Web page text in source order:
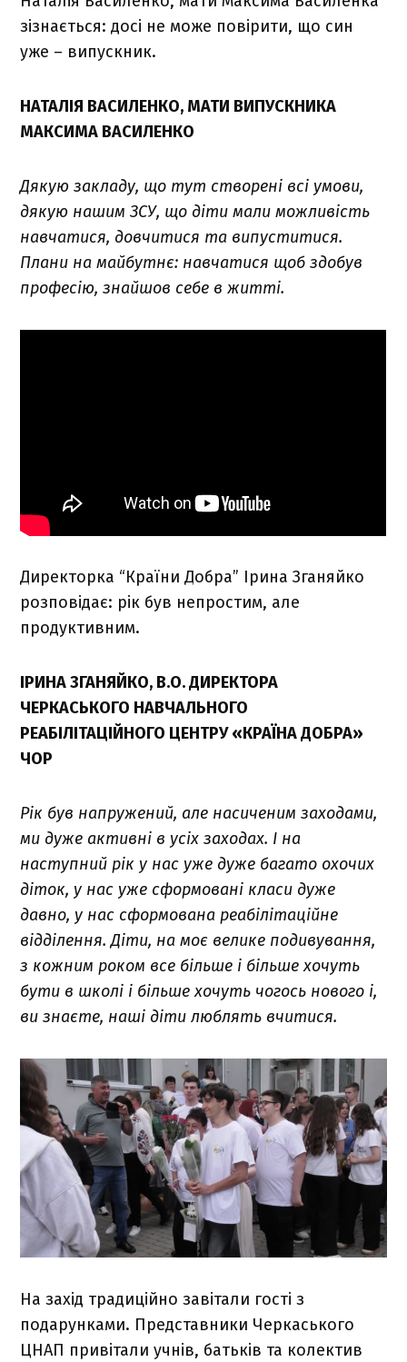
зізнається: досі не може повірити, що син
уже – випускник.
НАТАЛІЯ ВАСИЛЕНКО, МАТИ ВИПУСКНИКА
МАКСИМА ВАСИЛЕНКО
Дякую закладу, що тут створені всі умови,
дякую нашим ЗСУ, що діти мали можливість
навчатися, довчитися та випуститися.
Плани на майбутнє: навчатися щоб здобув
професію, знайшов себе в житті.
Директорка “Країни Добра” Ірина Зганяйко
розповідає: рік був непростим, але
продуктивним.
ІРИНА ЗГАНЯЙКО, В.О. ДИРЕКТОРА
ЧЕРКАСЬКОГО НАВЧАЛЬНОГО
РЕАБІЛІТАЦІЙНОГО ЦЕНТРУ «КРАЇНА ДОБРА»
ЧОР
Рік був напружений, але насиченим заходами,
ми дуже активні в усіх заходах. І на
наступний рік у нас уже дуже багато охочих
діток, у нас уже сформовані класи дуже
давно, у нас сформована реабілітаційне
відділення. Діти, на моє велике подивування,
з кожним роком все більше і більше хочуть
бути в школі і більше хочуть чогось нового і,
ви знаєте, наші діти люблять вчитися.
На захід традиційно завітали гості з
подарунками. Представники Черкаського
ЦНАП привітали учнів, батьків та колектив